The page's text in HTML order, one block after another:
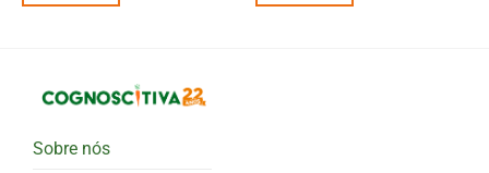
Sobre nós